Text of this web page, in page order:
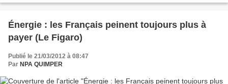
Énergie : les Français peinent toujours plus à
payer (Le Figaro)
Publié le 21/03/2012 à 08:47
Par NPA QUIMPER